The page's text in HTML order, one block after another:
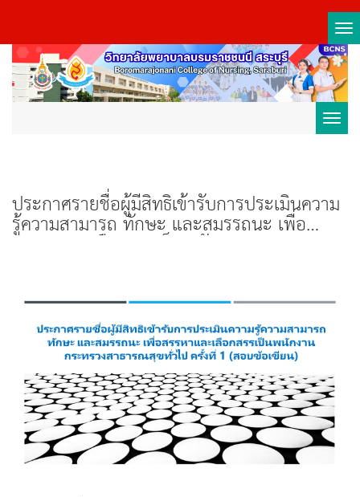
ประกาศรายชื่อผู้มีสิทธิเข้ารับการประเมินความ
รู้ความสามารถ ทักษะ และสมรรถนะ เพื่อ
สรรหาและเลือกสรรเป็นพนักงานกระทรวง